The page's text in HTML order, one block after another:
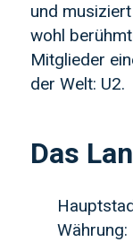
und
wohl
Mitglieder
der Welt: U2.
Das
Währung: